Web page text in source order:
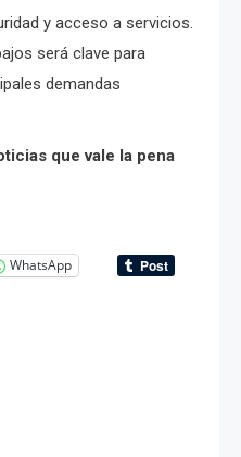
y acceso a servicios.
será clave para
demandas
que vale la pena
WhatsApp